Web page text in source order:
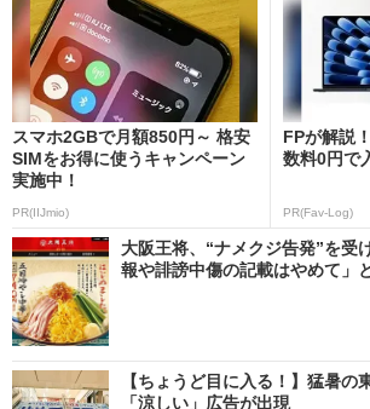
スマホ2GBで月額850円～ 格安
SIMをお得に使うキャンペーン
実施中！
PR(IIJmio)
FPが解説
数料0円で
PR(Fav-Log)
大阪王将、“ナメクジ告発”を受
報や誹謗中傷の記載はやめて」
【ちょうど目に入る！】猛暑の
「涼しい」広告が出現